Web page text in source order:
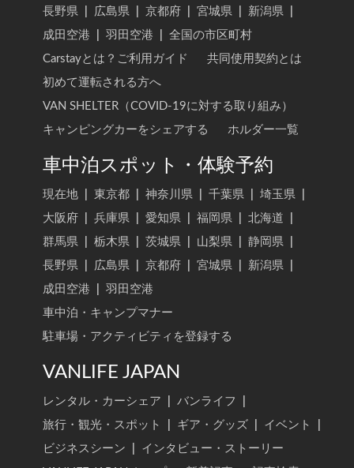
長野県
広島県 京都府 宮城県 新潟県
成田空港
羽田空港
全国の市区町村
Carstayとは？ご利用ガイド
共同使用契約とは
初めて運転される方へ
VAN SHELTER（COVID-19に対する取り組み）
キャンピングカーをシェアする
ホルダー一覧
車中泊スポット・体験予約
現在地 東京都 神奈川県 千葉県 埼玉県
大阪府
兵庫県 愛知県 福岡県 北海道
群馬県
栃木県 茨城県 山梨県 静岡県
長野県
広島県 京都府 宮城県 新潟県
成田空港
羽田空港
車中泊・キャンプマナー
駐車場・アクティビティを登録する
VANLIFE JAPAN
レンタル・カーシェア バンライフ
旅行・観光・スポット
ギア・グッズ イベント
ビジネスシーン
インタビュー・ストーリー